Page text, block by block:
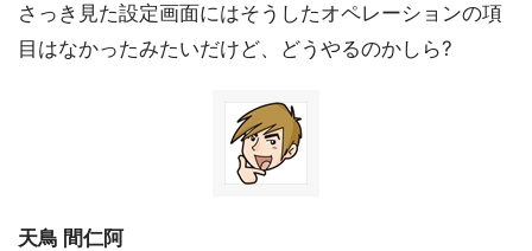
さっき見た設定画面にはそうしたオペレーションの項
目はなかったみたいだけど、どうやるのかしら?
天鳥 間仁阿